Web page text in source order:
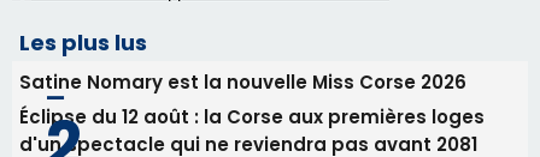
Les plus lus
Satine Nomary est la nouvelle Miss Corse 2026